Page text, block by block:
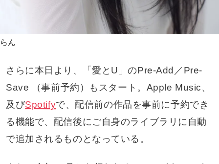
らん
さらに本日より、「愛とU」のPre-Add／Pre-
Save （事前予約）もスタート。Apple Music、
及びSpotifyで、配信前の作品を事前に予約でき
る機能で、配信後にご自身のライブラリに自動
で追加されるものとなっている。